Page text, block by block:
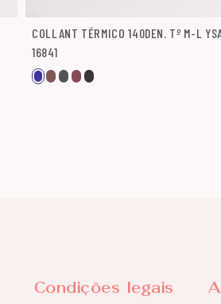
COLLANT TÉRMICO 140DEN. Tº M-L
16841
Condições legais